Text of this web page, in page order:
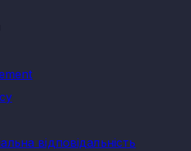
відповідальність